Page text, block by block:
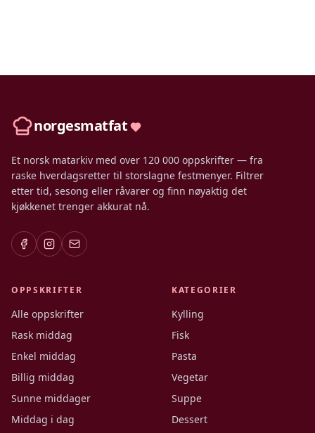
norgesmatfat
Et norsk matarkiv med over 120 000 oppskrifter — fra
raske hverdagsretter til storslagne festmenyer. Filtrer
etter tid, sesong eller råvarer og finn nøyaktig det
kjøkkenet trenger akkurat nå.
OPPSKRIFTER
Alle oppskrifter
Rask middag
Enkel middag
Billig middag
Sunne middager
Middag i dag
KATEGORIER
Kylling
Fisk
Pasta
Vegetar
Suppe
Dessert